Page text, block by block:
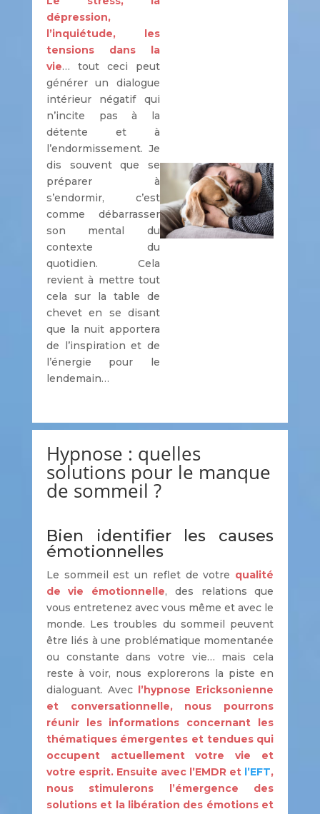
dépression,
l’inquiétude, les
tensions dans la
vie… tout ceci peut
générer un dialogue
intérieur négatif qui
n’incite pas à la
détente et à
l’endormissement. Je
dis souvent que se
préparer à
s’endormir, c’est
comme débarrasser
son mental du
contexte du
quotidien. Cela
revient à mettre tout
cela sur la table de
chevet en se disant
que la nuit apportera
de l’inspiration et de
l’énergie pour le
lendemain…
Hypnose : quelles
solutions pour le manque
de sommeil ?
Bien identifier les causes
émotionnelles
Le sommeil est un reflet de votre qualité
de vie émotionnelle, des relations que
vous entretenez avec vous même et avec le
monde. Les troubles du sommeil peuvent
être liés à une problématique momentanée
ou constante dans votre vie… mais cela
reste à voir, nous explorerons la piste en
dialoguant. Avec l’hypnose Ericksonienne
et conversationnelle, nous pourrons
réunir les informations concernant les
thématiques émergentes et tendues qui
occupent actuellement votre vie et
votre esprit. Ensuite avec l’EMDR et l’EFT,
nous stimulerons l’émergence des
solutions et la libération des émotions et